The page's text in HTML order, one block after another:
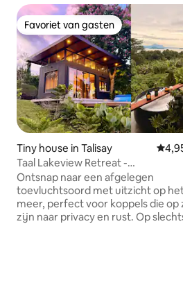
Favoriet van gasten
Favoriet van gasten
Tiny house in Talisay
Taal Lakeview Retreat -
Adembenemend panoramisch
Ontsnap naar een afgelegen
toevluchtsoord met uitzicht op
meer, perfect voor koppels die op
zijn naar privacy en rust. Op